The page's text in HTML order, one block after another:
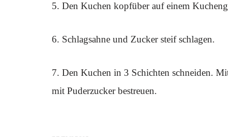
5. Den Kuchen kopfüber auf einem
6. Schlagsahne und Zucker steif schlagen.
7. Den Kuchen in 3 Schichten schneiden.
mit Puderzucker bestreuen.